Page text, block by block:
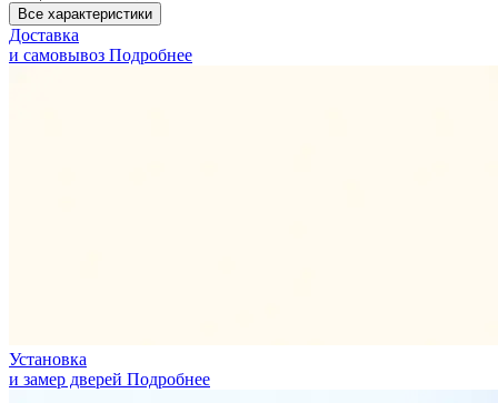
Все характеристики
Доставка
и самовывоз Подробнее
Установка
и замер дверей Подробнее